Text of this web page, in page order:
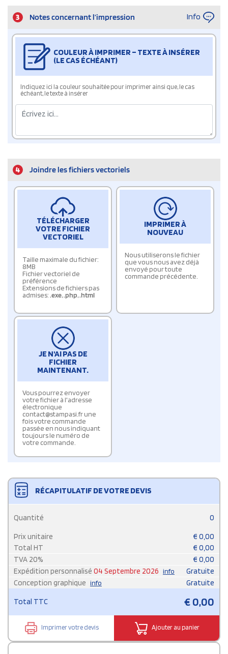
3 Notes concernant l’impression Info
COULEUR À IMPRIMER – TEXTE À INSÉRER
(LE CAS ÉCHÉANT)
Indiquez ici la couleur souhaitée pour imprimer ainsi que, le cas
échéant, le texte à insérer
4 Joindre les fichiers vectoriels
TÉLÉCHARGER
VOTRE FICHIER
VECTORIEL
Taille maximale du fichier:
8MB
Fichier vectoriel de
préférence
Extensions de fichiers pas
admises:.exe,.php,.html
IMPRIMER À
NOUVEAU
Nous utiliserons le fichier
que vous nous avez déjà
envoyé pour toute
commande précédente.
JE N'AI PAS DE
FICHIER
MAINTENANT.
Vous pourrez envoyer
votre fichier à l'adresse
électronique
contact@stampasi.fr une
fois votre commande
passée en nous indiquant
toujours le numéro de
votre commande.
RÉCAPITULATIF DE VOTRE DEVIS
Quantité 0
Prix unitaire € 0,00
Total HT
€ 0,00
TVA 20% € 0,00
Expédition personnalisé 04 Septembre 2026 info
Gratuite
Conception graphique info Gratuite
Total TTC €0,00
Imprimer votre devis Ajouter au panier